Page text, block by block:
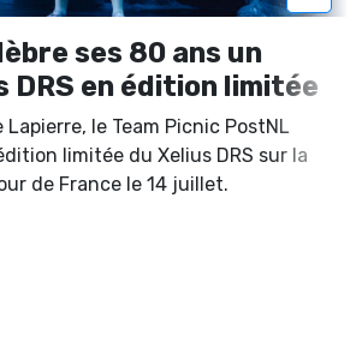
ses 80 ans un
DRS en édition limitée
Lapierre, le Team Picnic PostNL
limitée du Xelius DRS sur la
de France le 14 juillet.